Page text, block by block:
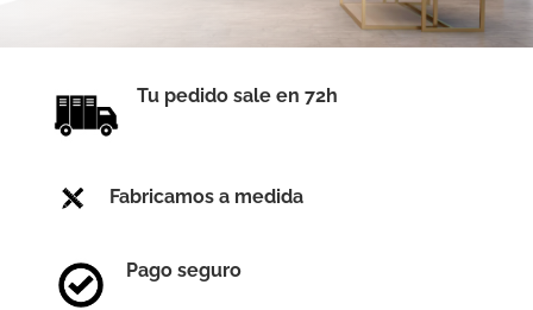
Tu pedido sale en 72h
Fabricamos a medida
Pago seguro